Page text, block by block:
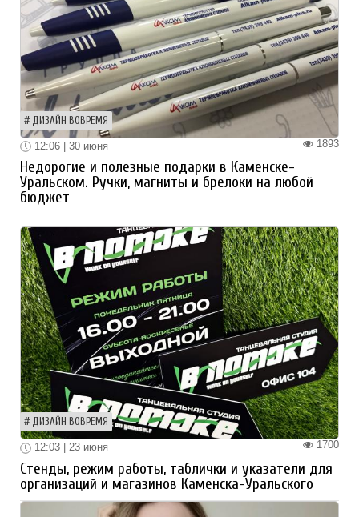
ДИЗАЙН ВОВРЕМЯ
1893
12:06 | 30 июня
Недорогие и полезные подарки в Каменске-
Уральском. Ручки, магниты и брелоки на любой
бюджет
ДИЗАЙН ВОВРЕМЯ
1700
12:03 | 23 июня
Стенды, режим работы, таблички и указатели для
организаций и магазинов Каменска-Уральского